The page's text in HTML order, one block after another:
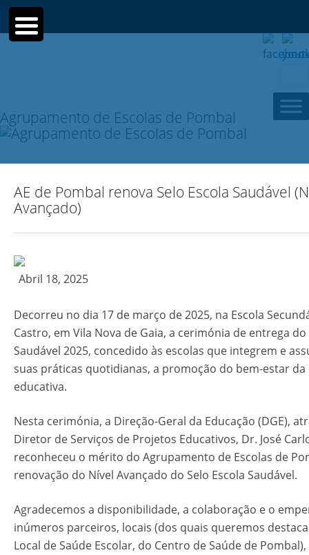
for:
Agrupamento de Escolas de Pombal
AE de Pombal renova Selo Escola Saudável
Avançado)
Abril 18, 2025
Decorreu no dia 17 de março de 2025, na Escola
Castro, em Vila Nova de Gaia, a cerimónia de entrega do
Saudável 2025, concedido às escolas que integrem e
suas práticas quotidianas, a promoção do bem-estar
educativa.
Nesta cerimónia, a Direção-Geral da Educação (DGE),
Diretor de Serviços de Projetos Educativos, Dr. José
reconheceu o mérito do Agrupamento de Escolas de
renovação do Nível Avançado do Selo Escola Saudável.
Agradecemos a disponibilidade, a colaboração e o
inúmeros parceiros, locais (dos quais queremos
Local de Saúde Escolar, do Centro de Saúde de